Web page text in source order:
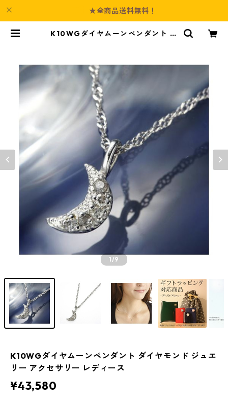
★全商品送料無料！
K10WGダイヤムーンペンダント ダ
1/9
K10WGダイヤムーンペンダント ダイヤモンド ジュエ
リー アクセサリー レディース
¥43,580